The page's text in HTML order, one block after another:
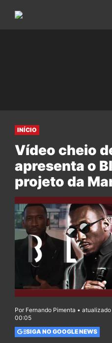
INÍCIO
Vídeo cheio
apresenta o
projeto da
Por Fernando Pimenta •
00:05
SIGA NO GOOGLE NEWS